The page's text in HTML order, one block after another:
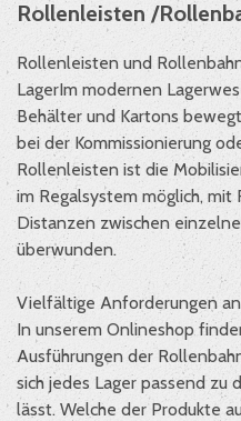
Rollenleisten /
Rollenleisten und
LagerIm modernen
Behälter und Kartons
bei der Kommissionierung
Rollenleisten ist die
im Regalsystem möglich,
Distanzen zwischen
überwunden.
Vielfältige Anforderungen
In unserem Onlineshop
Ausführungen der
sich jedes Lager passend
lässt. Welche der Produkte